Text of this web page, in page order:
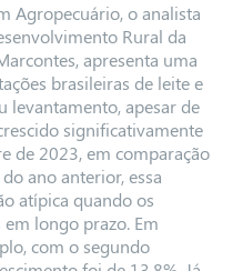
Agropecuário, o analista
Rural da
apresenta uma
brasileiras de leite e
levantamento, apesar de
significativamente
de 2023, em comparação
ano anterior, essa
atípica quando os
longo prazo. Em
com o segundo